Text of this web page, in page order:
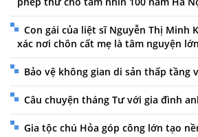
Con gái của liệt sĩ Nguyễn Thị Minh
xác nơi chôn cất mẹ là tâm nguyện
Bảo vệ không gian di sản thấp tầng
Câu chuyện tháng Tư với gia đình
Gia tộc chú Hỏa góp công lớn tạo